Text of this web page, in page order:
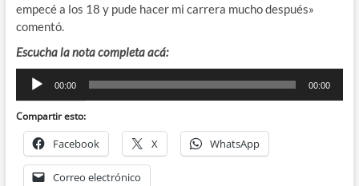
empecé a los 18 y pude hacer mi carrera mucho después»
comentó.
Escucha la nota completa acá:
Reproductor
audio
00:00 00:00
Compartir esto:
Facebook X WhatsApp
Correo electrónico